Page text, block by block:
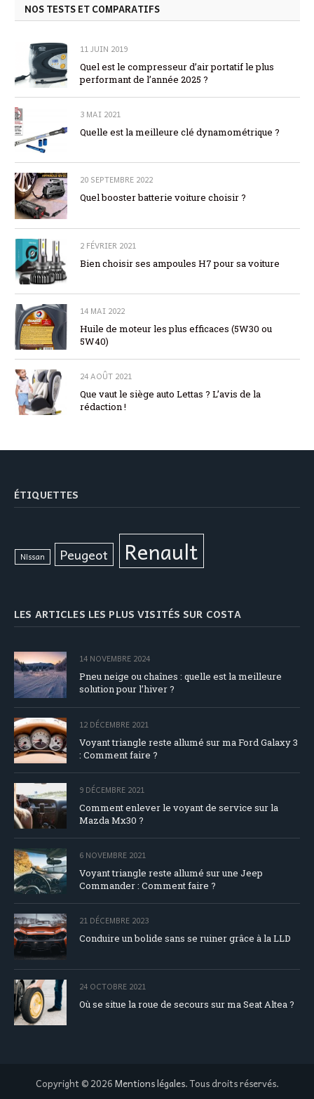
NOS TESTS ET COMPARATIFS
11 JUIN 2019
Quel est le compresseur d’air portatif le plus
performant de l’année 2025 ?
3 MAI 2021
Quelle est la meilleure clé dynamométrique ?
20 SEPTEMBRE 2022
Quel booster batterie voiture choisir ?
2 FÉVRIER 2021
Bien choisir ses ampoules H7 pour sa voiture
14 MAI 2022
Huile de moteur les plus efficaces (5W30 ou
5W40)
24 AOÛT 2021
Que vaut le siège auto Lettas ? L’avis de la
rédaction !
ÉTIQUETTES
Nissan Peugeot Renault
LES ARTICLES LES PLUS VISITÉS SUR COSTA
14 NOVEMBRE 2024
Pneu neige ou chaînes : quelle est la meilleure
solution pour l’hiver ?
12 DÉCEMBRE 2021
Voyant triangle reste allumé sur ma Ford Galaxy 3
: Comment faire ?
9 DÉCEMBRE 2021
Comment enlever le voyant de service sur la
Mazda Mx30 ?
6 NOVEMBRE 2021
Voyant triangle reste allumé sur une Jeep
Commander : Comment faire ?
21 DÉCEMBRE 2023
Conduire un bolide sans se ruiner grâce à la LLD
24 OCTOBRE 2021
Où se situe la roue de secours sur ma Seat Altea ?
Copyright © 2026Mentions légales. Tous droits réservés.